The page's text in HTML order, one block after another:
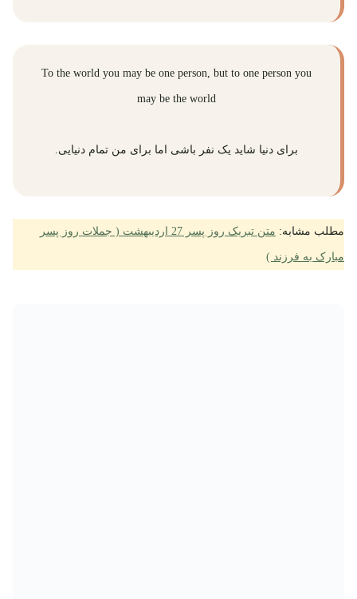
To the world you may be one person, but to one person you
may be the world
برای دنیا شاید یک نفر باشی اما برای من تمام دنیایی.
مطلب مشابه: متن تبریک روز پسر 27 اردیبهشت ( جملات روز پسر
مبارک به فرزند )